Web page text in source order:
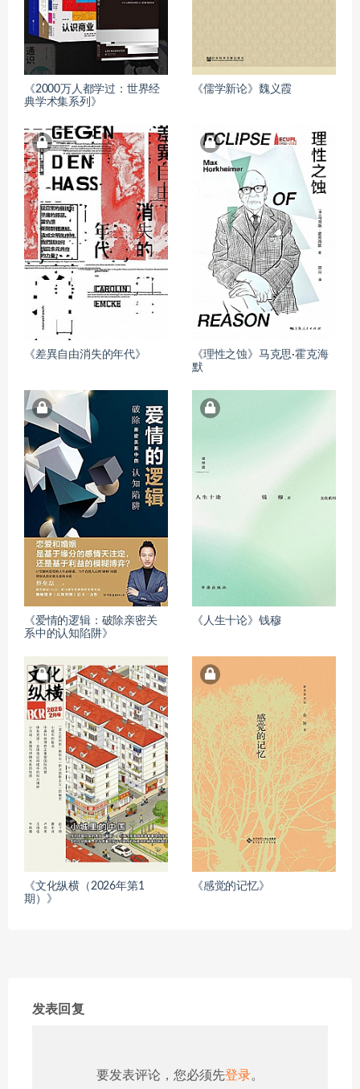
《2000万人都学过：世界经
典学术集系列》
《儒学新论》魏义霞
《差異自由消失的年代》
《理性之蚀》马克思·霍克海
默
《爱情的逻辑：破除亲密关
系中的认知陷阱》
《人生十论》钱穆
《文化纵横（2026年第1
期）》
《感觉的记忆》
发表回复
要发表评论，您必须先登录。